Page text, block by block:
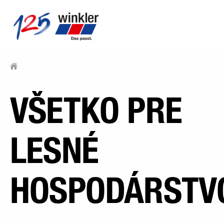
VŠETKO PRE
LESNÉ